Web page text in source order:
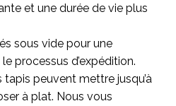
et une durée de vie plus
sous vide pour une
processus d’expédition.
peuvent mettre jusqu’à
à plat. Nous vous